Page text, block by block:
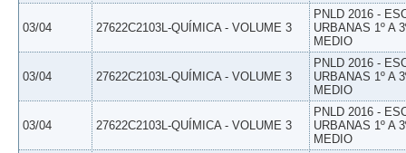
03/04 27622C2103L-QUÍMICA - VOLUME 3
PNLD 2016 -
URBANAS 1º A
MEDIO
03/04 27622C2103L-QUÍMICA - VOLUME 3
PNLD 2016 -
URBANAS 1º A
MEDIO
03/04 27622C2103L-QUÍMICA - VOLUME 3
PNLD 2016 -
URBANAS 1º A
MEDIO